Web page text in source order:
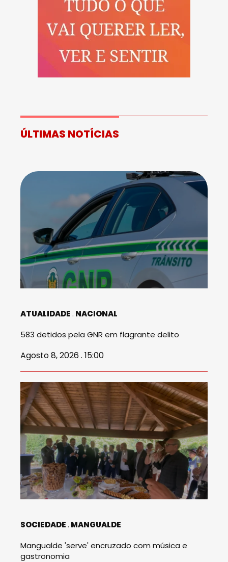
ÚLTIMAS NOTÍCIAS
ATUALIDADE NACIONAL
583 detidos pela GNR em flagrante delito
Agosto 8, 2026 . 15:00
SOCIEDADE MANGUALDE
Mangualde 'serve' encruzado com música e
gastronomia